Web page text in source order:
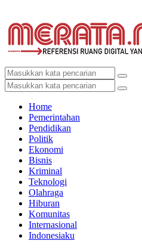
Home
Pemerintahan
Pendidikan
Politik
Ekonomi
Bisnis
Kriminal
Teknologi
Olahraga
Hiburan
Komunitas
Internasional
Indonesiaku